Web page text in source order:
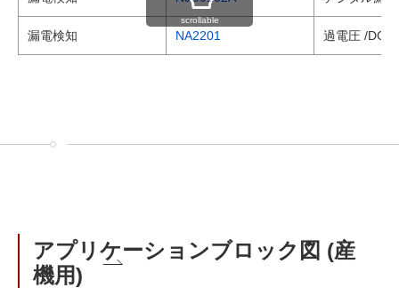
漏電検知 NA2201 過電圧 /DC
scrollable
アプリケーションブロック図 (産
機用)